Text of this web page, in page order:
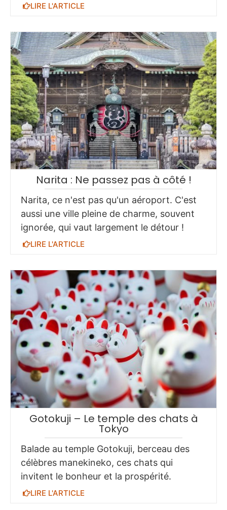
LIRE L'ARTICLE
Narita : Ne passez pas à côté !
Narita, ce n'est pas qu'un aéroport. C'est
aussi une ville pleine de charme, souvent
ignorée, qui vaut largement le détour !
LIRE L'ARTICLE
Gotokuji – Le temple des chats à
Tokyo
Balade au temple Gotokuji, berceau des
célèbres manekineko, ces chats qui
invitent le bonheur et la prospérité.
LIRE L'ARTICLE